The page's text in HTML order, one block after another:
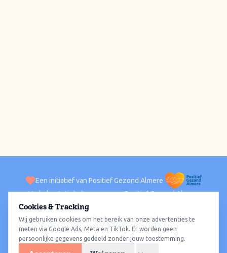
Een initiatief van Positief Gezond Almere
VerhalenActiviteiten Positief Gezond Almere
ACTIVITEITEN PER WIJK
Alle wijkenAlmere HavenAlmere StadAlmere BuitenAlmere Poort
Almere HoutAlmere OosterwoldWat te doen
Cookies & Tracking
Wij gebruiken cookies om het bereik van onze advertenties te
meten via Google Ads, Meta en TikTok. Er worden geen
persoonlijke gegevens gedeeld zonder jouw toestemming.